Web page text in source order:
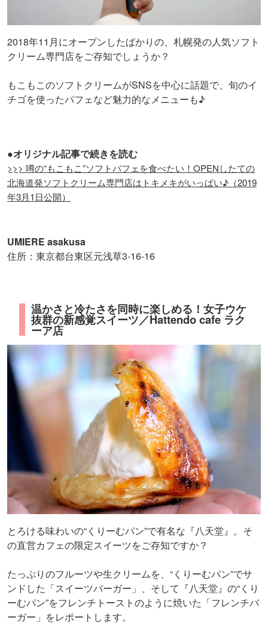
2018年11月にオープンしたばかりの、札幌発の人気ソフト
クリーム専門店をご存知でしょうか？
もこもこのソフトクリームがSNSを中心に話題で、旬のイ
チゴを使ったパフェなど魅力的なメニューも♪
●オリジナル記事で続きを読む
>>> 噂の“もこもこ”ソフトパフェを食べたい！OPENしたての
北海道発ソフトクリーム専門店はトキメキがいっぱい♪（2019
年3月1日公開）
UMIERE asakusa
住所：東京都台東区元浅草3-16-16
温かさと冷たさを同時に楽しめる！女子ウケ
抜群の新感覚スイーツ／Hattendo cafe ラク
ーア店
とろける味わいの“くりーむパン”で有名な『八天堂』。そ
の直営カフェの限定スイーツをご存知ですか？
たっぷりのフルーツや生クリームを、“くりーむパン”でサ
ンドした「スイーツバーガー」、そして『八天堂』の“くり
ーむパン”をフレンチトーストのように焼いた「フレンチバ
ーガー」をレポートします。